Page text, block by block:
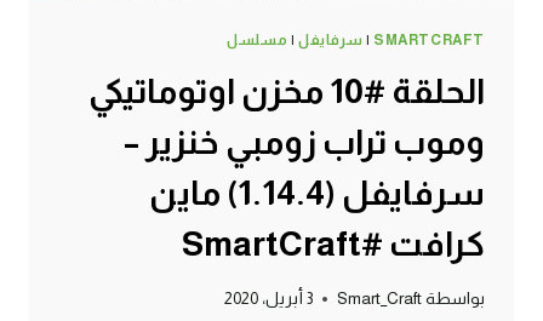
SMARTCRAFT
| سرفايفل| مسلسل
الحلقة #10 مخزن اوتوماتيكي
وموب تراب زومبي خنزير –
سرفايفل (1.14.4) ماين
كرافت #SmartCraft
بواسطة Smart_Craft 3 أبريل، 2020